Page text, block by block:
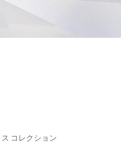
コレクション